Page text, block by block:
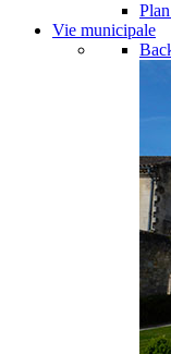
Vie municipale